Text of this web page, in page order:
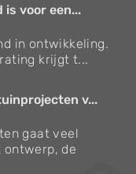
voor een...
in ontwikkeling.
krijgt t...
v...
gaat veel
de